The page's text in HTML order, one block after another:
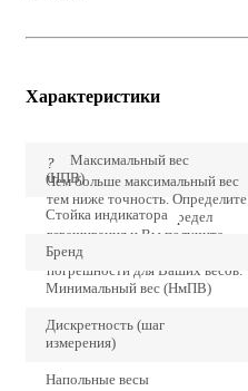
Характеристики
?
Чем больше максимальный вес
тем ниже точность. Определите
точно наибольший предел
взвешивания и Вы получите
наиболее низкие значения
погрешности для Ваших весов.
Максимальный вес
(НПВ)
Стойка индикатора
Бренд
Минимальный вес (НмПВ)
Дискретность (шаг
измерения)
Напольные весы